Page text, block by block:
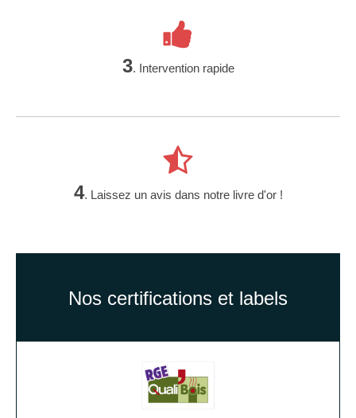
3. Intervention rapide
4. Laissez un avis dans notre livre d'or !
Nos certifications et labels